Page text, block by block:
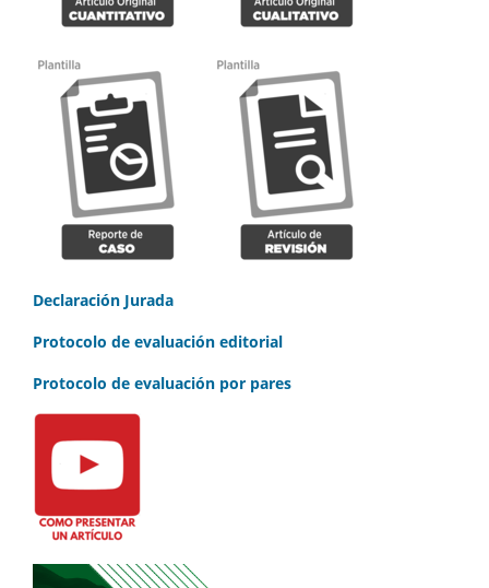
Declaración Jurada
Protocolo de evaluación editorial
Protocolo de evaluación por pares